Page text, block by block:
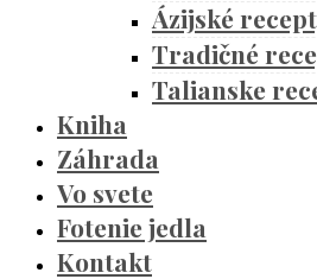
Ázijské
Tradičné
Talianske
Kniha
Záhrada
Vo svete
Fotenie jedla
Kontakt